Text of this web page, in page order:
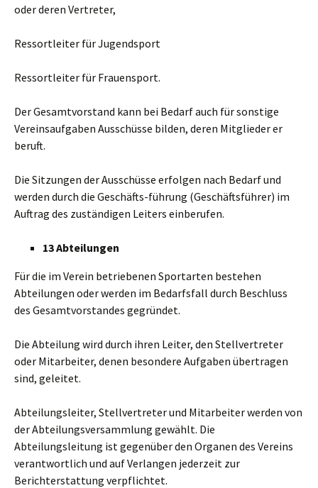
oder deren Vertreter,
Ressortleiter für Jugendsport
Ressortleiter für Frauensport.
Der Gesamtvorstand kann bei Bedarf auch für sonstige
Vereinsaufgaben Ausschüsse bilden, deren Mitglieder er
beruft.
Die Sitzungen der Ausschüsse erfolgen nach Bedarf und
werden durch die Geschäfts-führung (Geschäftsführer) im
Auftrag des zuständigen Leiters einberufen.
13 Abteilungen
Für die im Verein betriebenen Sportarten bestehen
Abteilungen oder werden im Bedarfsfall durch Beschluss
des Gesamtvorstandes gegründet.
Die Abteilung wird durch ihren Leiter, den Stellvertreter
oder Mitarbeiter, denen besondere Aufgaben übertragen
sind, geleitet.
Abteilungsleiter, Stellvertreter und Mitarbeiter werden von
der Abteilungsversammlung gewählt. Die
Abteilungsleitung ist gegenüber den Organen des Vereins
verantwortlich und auf Verlangen jederzeit zur
Berichterstattung verpflichtet.